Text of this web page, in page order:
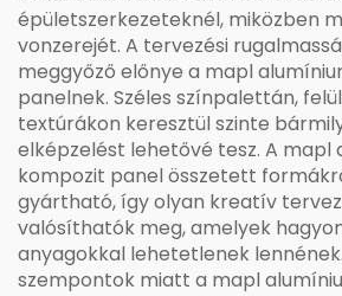
épületszerkezeteknél, miközben
vonzerejét. A tervezési
meggyőző előnye a mapl
panelnek. Széles színpalettán,
textúrákon keresztül szinte
elképzelést lehetővé tesz. A mapl
kompozit panel összetett
gyártható, így olyan kreatív
valósíthatók meg, amelyek
anyagokkal lehetetlenek
szempontok miatt a mapl